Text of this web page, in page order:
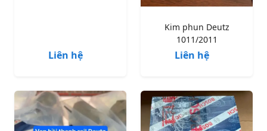
Liên hệ
Kim phun Deutz
1011/2011
Liên hệ